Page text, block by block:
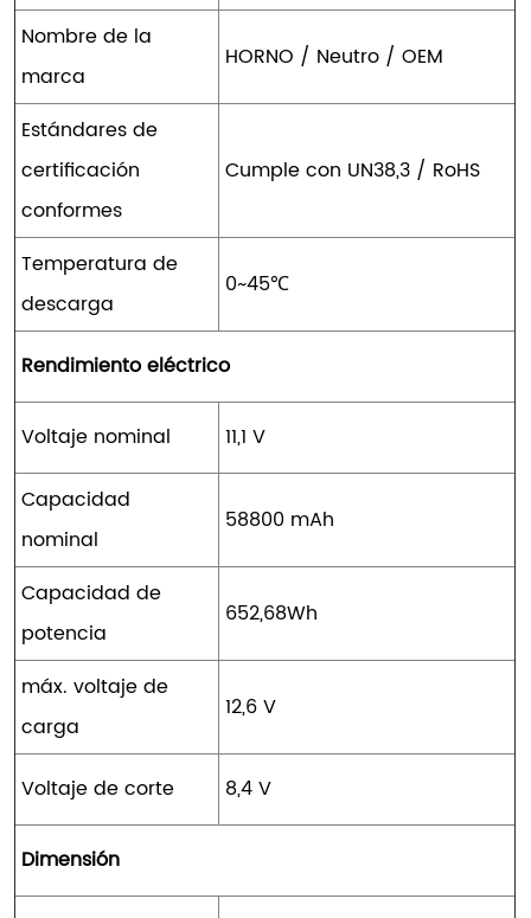
Nombre de la
marca
HORNO / Neutro / OEM
Estándares de
certificación
conformes
Cumple con UN38,3 / RoHS
Temperatura de
descarga
0~45℃
Rendimiento eléctrico
Voltaje nominal 11,1 V
Capacidad
nominal
58800 mAh
Capacidad de
potencia
652,68Wh
máx. voltaje de
carga
12,6 V
Voltaje de corte 8,4 V
Dimensión